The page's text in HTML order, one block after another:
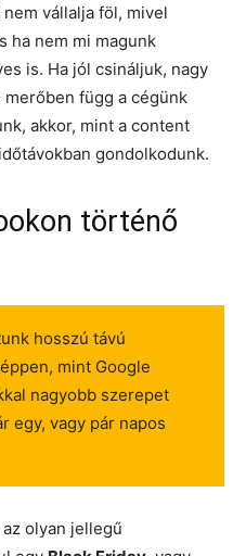
vállalja föl, mivel
ha nem mi magunk
is. Ha jól csináljuk, nagy
függ a cégünk
akkor, mint a content
gondolkodunk.
történő
hosszú távú
mint Google
nagyobb szerepet
egy, vagy pár napos
az olyan jellegű